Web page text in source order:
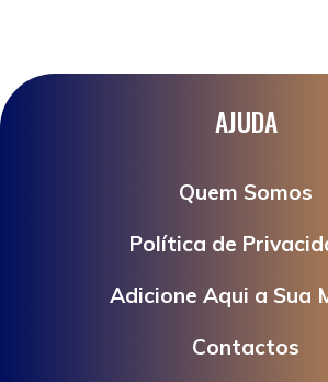
AJUDA
Quem Somos
Política de
Adicione Aqui a Sua
Contactos